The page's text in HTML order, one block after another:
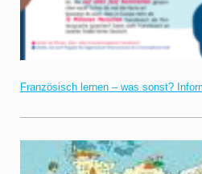
Französisch lernen – was sonst?